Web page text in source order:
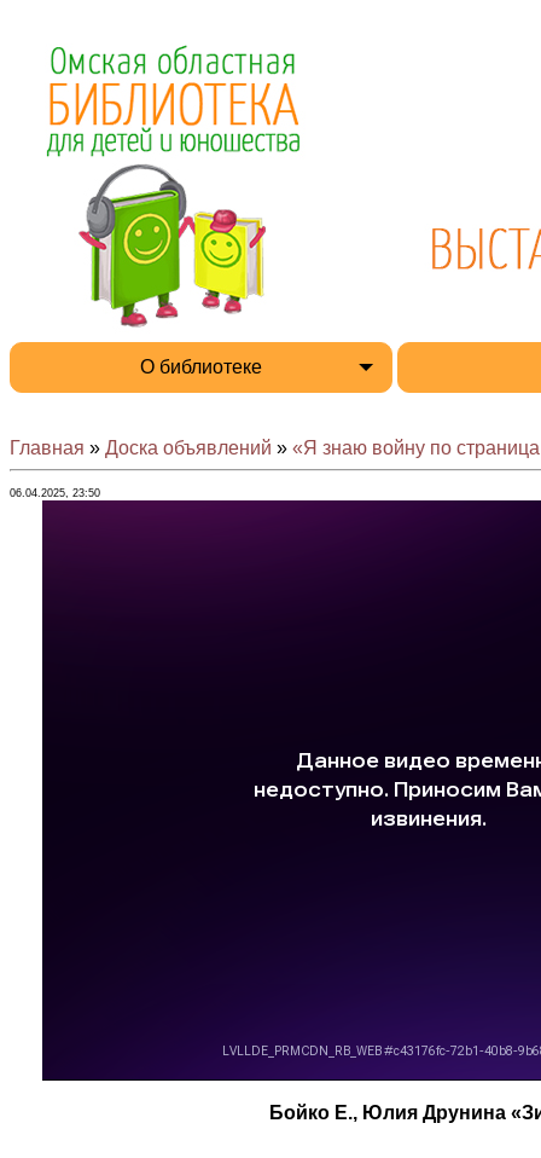
О библиотеке
Главная » Доска объявлений » «Я знаю войну по
06.04.2025, 23:50
Бойко Е., Юлия Друнина